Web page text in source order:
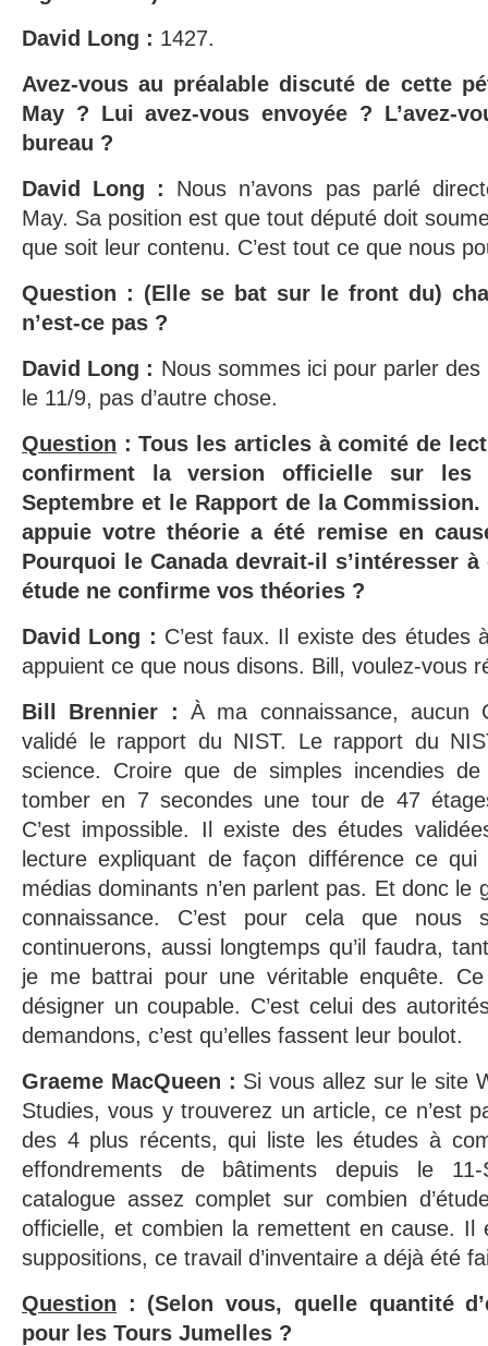
David Long : 1427.
Avez-vous au préalable discuté de cette
May ? Lui avez-vous envoyée ? L’avez-
bureau ?
David Long :
Nous n’avons pas parlé
May. Sa position est que tout député doit
que soit leur contenu. C’est tout ce que nous
Question : (Elle se bat sur le front du)
n’est-ce pas ?
David Long : Nous sommes ici pour parler
le 11/9, pas d’autre chose.
Question : Tous les articles à comité de
confirment la version officielle sur les
Septembre et le Rapport de la
appuie votre théorie a été remise en
Pourquoi le Canada devrait-il s’intéresser à
étude ne confirme vos théories ?
David Long : C’est faux. Il existe des études
appuient ce que nous disons. Bill, voulez-vous
Bill Brennier : À ma connaissance, aucun
validé le rapport du NIST. Le rapport du
science. Croire que de simples incendies
tomber en 7 secondes une tour de 47
C’est impossible. Il existe des études
lecture expliquant de façon différence ce qui
médias dominants n’en parlent pas. Et donc le
connaissance. C’est pour cela que nous
continuerons, aussi longtemps qu’il faudra,
je me battrai pour une véritable enquête.
désigner un coupable. C’est celui des
demandons, c’est qu’elles fassent leur boulot.
Graeme MacQueen : Si vous allez sur le site
Studies, vous y trouverez un article, ce n’est
des 4 plus récents, qui liste les études à
effondrements de bâtiments depuis le 11-
catalogue assez complet sur combien
officielle, et combien la remettent en cause. Il
suppositions, ce travail d’inventaire a déjà été
Question : (Selon vous, quelle quantité
pour les Tours Jumelles ?